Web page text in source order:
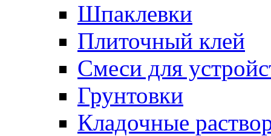
Шпаклевки
Плиточный клей
Смеси для
Грунтовки
Кладочные